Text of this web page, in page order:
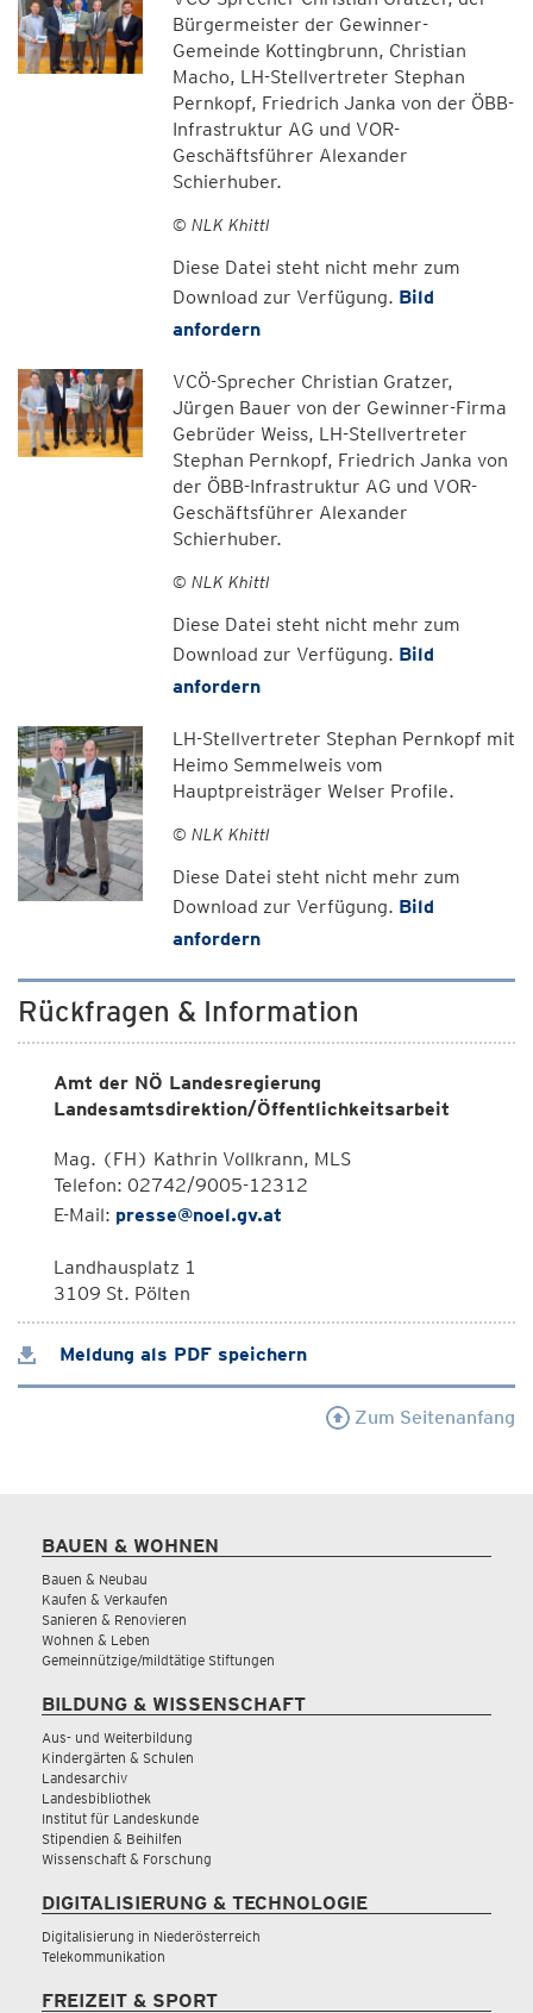
Bürgermeister der Gewinner-
Gemeinde Kottingbrunn, Christian
Macho, LH-Stellvertreter Stephan
Pernkopf, Friedrich Janka von der ÖBB-
Infrastruktur AG und VOR-
Geschäftsführer Alexander
Schierhuber.
© NLK Khittl
Diese Datei steht nicht mehr zum
Download zur Verfügung. Bild
anfordern
VCÖ-Sprecher Christian Gratzer,
Jürgen Bauer von der Gewinner-Firma
Gebrüder Weiss, LH-Stellvertreter
Stephan Pernkopf, Friedrich Janka von
der ÖBB-Infrastruktur AG und VOR-
Geschäftsführer Alexander
Schierhuber.
© NLK Khittl
Diese Datei steht nicht mehr zum
Download zur Verfügung. Bild
anfordern
LH-Stellvertreter Stephan Pernkopf mit
Heimo Semmelweis vom
Hauptpreisträger Welser Profile.
© NLK Khittl
Diese Datei steht nicht mehr zum
Download zur Verfügung. Bild
anfordern
Rückfragen & Information
Amt der NÖ Landesregierung
Landesamtsdirektion/Öffentlichkeitsarbeit
Mag. (FH) Kathrin Vollkrann, MLS
Telefon: 02742/9005-12312
E-Mail: presse@noel.gv.at
Landhausplatz 1
3109 St. Pölten
Meldung als PDF speichern
Zum Seitenanfang
BAUEN & WOHNEN
Bauen & Neubau
Kaufen & Verkaufen
Sanieren & Renovieren
Wohnen & Leben
Gemeinnützige/mildtätige Stiftungen
BILDUNG & WISSENSCHAFT
Aus- und Weiterbildung
Kindergärten & Schulen
Landesarchiv
Landesbibliothek
Institut für Landeskunde
Stipendien & Beihilfen
Wissenschaft & Forschung
DIGITALISIERUNG & TECHNOLOGIE
Digitalisierung in Niederösterreich
Telekommunikation
FREIZEIT & SPORT